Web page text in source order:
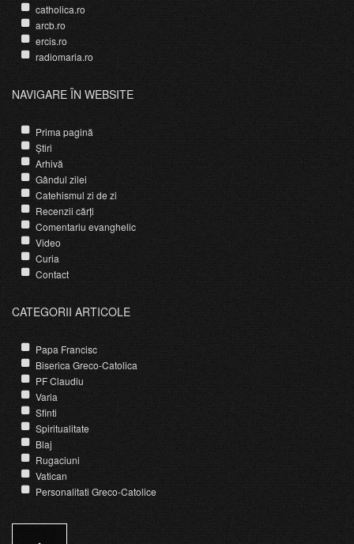
catholica.ro
arcb.ro
ercis.ro
radiomaria.ro
NAVIGARE ÎN WEBSITE
Prima pagină
Știri
Arhivă
Gândul zilei
Catehismul zi de zi
Recenzii cărți
Comentariu evanghelic
Video
Curia
Contact
CATEGORII ARTICOLE
Papa Francisc
Biserica Greco-Catolica
PF Claudiu
Varia
Sfinti
Spiritualitate
Blaj
Rugaciuni
Vatican
Personalitati Greco-Catolice